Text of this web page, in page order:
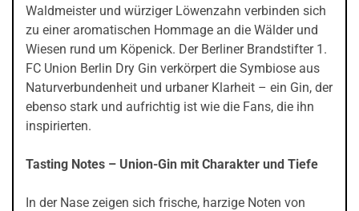
Waldmeister und würziger Löwenzahn verbinden sich
zu einer aromatischen Hommage an die Wälder und
Wiesen rund um Köpenick. Der Berliner Brandstifter 1.
FC Union Berlin Dry Gin verkörpert die Symbiose aus
Naturverbundenheit und urbaner Klarheit – ein Gin, der
ebenso stark und aufrichtig ist wie die Fans, die ihn
inspirierten.
Tasting Notes – Union-Gin mit Charakter und Tiefe
In der Nase zeigen sich frische, harzige Noten von